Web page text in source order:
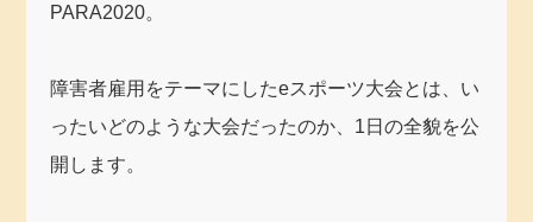
PARA2020。
障害者雇用をテーマにしたeスポーツ大会とは、い
ったいどのような大会だったのか、1日の全貌を公
開します。